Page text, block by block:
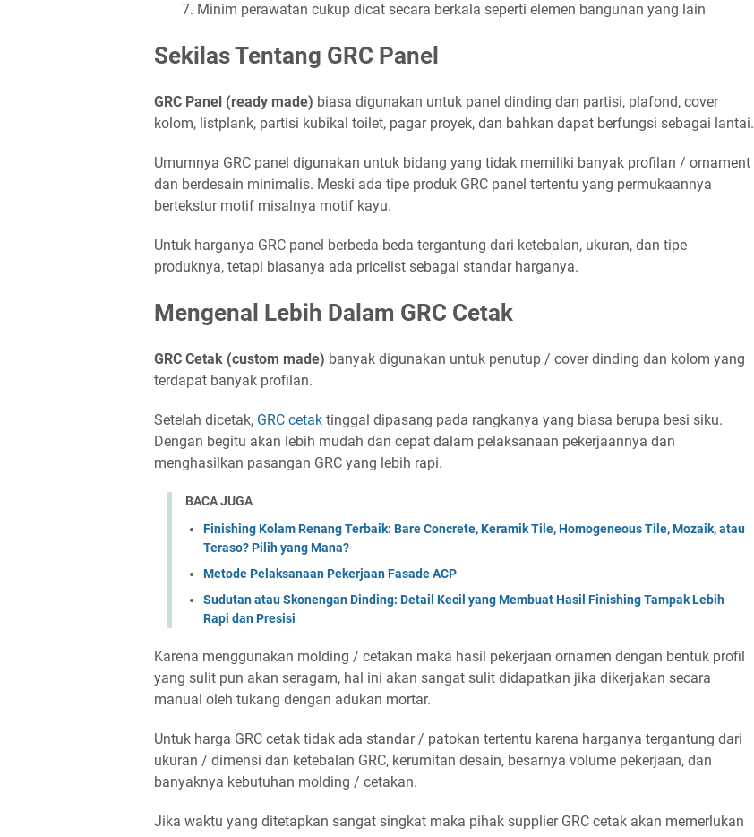
Minim perawatan cukup dicat secara berkala seperti elemen bangunan yang lain
Sekilas Tentang GRC Panel
GRC Panel (ready made) biasa digunakan untuk panel dinding dan partisi, plafond, cover
kolom, listplank, partisi kubikal toilet, pagar proyek, dan bahkan dapat berfungsi sebagai lantai.
Umumnya GRC panel digunakan untuk bidang yang tidak memiliki banyak profilan / ornament
dan berdesain minimalis. Meski ada tipe produk GRC panel tertentu yang permukaannya
bertekstur motif misalnya motif kayu.
Untuk harganya GRC panel berbeda-beda tergantung dari ketebalan, ukuran, dan tipe
produknya, tetapi biasanya ada pricelist sebagai standar harganya.
Mengenal Lebih Dalam GRC Cetak
GRC Cetak (custom made) banyak digunakan untuk penutup / cover dinding dan kolom yang
terdapat banyak profilan.
Setelah dicetak, GRC cetak tinggal dipasang pada rangkanya yang biasa berupa besi siku.
Dengan begitu akan lebih mudah dan cepat dalam pelaksanaan pekerjaannya dan
menghasilkan pasangan GRC yang lebih rapi.
BACA JUGA
Finishing Kolam Renang Terbaik: Bare Concrete, Keramik Tile, Homogeneous Tile, Mozaik, atau
Teraso? Pilih yang Mana?
Metode Pelaksanaan Pekerjaan Fasade ACP
Sudutan atau Skonengan Dinding: Detail Kecil yang Membuat Hasil Finishing Tampak Lebih
Rapi dan Presisi
Karena menggunakan molding / cetakan maka hasil pekerjaan ornamen dengan bentuk profil
yang sulit pun akan seragam, hal ini akan sangat sulit didapatkan jika dikerjakan secara
manual oleh tukang dengan adukan mortar.
Untuk harga GRC cetak tidak ada standar / patokan tertentu karena harganya tergantung dari
ukuran / dimensi dan ketebalan GRC, kerumitan desain, besarnya volume pekerjaan, dan
banyaknya kebutuhan molding / cetakan.
Jika waktu yang ditetapkan sangat singkat maka pihak supplier GRC cetak akan memerlukan